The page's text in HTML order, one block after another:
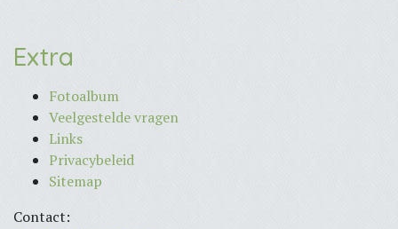
Extra
Fotoalbum
Veelgestelde vragen
Links
Privacybeleid
Sitemap
Contact: